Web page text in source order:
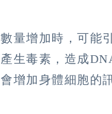
量增加時，可能
生毒素，造成
增加身體細胞的